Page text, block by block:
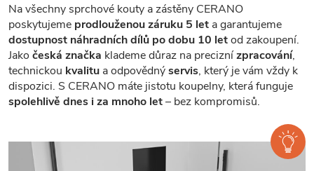
Na všechny sprchové kouty a zástěny CERANO
poskytujeme prodlouženou záruku 5 let a garantujeme
dostupnost náhradních dílů po dobu 10 letod zakoupení.
Jako česká značka klademe důraz na preciznízpracování,
technickou kvalitu a odpovědnýservis, který je vám vždy k
dispozici. S CERANO máte jistotu koupelny, která funguje
spolehlivě dnes i za mnoho let– bez kompromisů.